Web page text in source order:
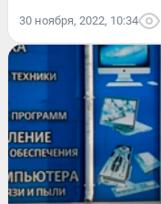
30 ноября, 2022, 10:34